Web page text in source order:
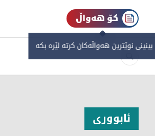
کۆ هەواڵ
نوێترین هەواڵەکان کرتە لێرە بکە
ئابووری